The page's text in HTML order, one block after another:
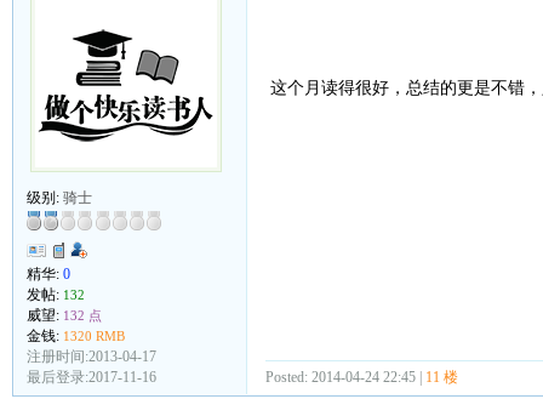
级别: 骑士
精华: 0
发帖: 132
威望: 132 点
金钱: 1320 RMB
注册时间:2013-04-17
最后登录:2017-11-16
这个月读得很好，总结的更是不错
Posted: 2014-04-24 22:45 | 11 楼